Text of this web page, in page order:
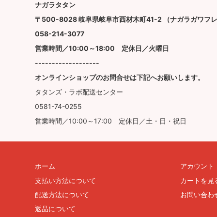
ナガラタタン
〒500-8028 岐阜県岐阜市西材木町41-2 （ナガラガワフ
058-214-3077
営業時間／10:00～18:00 定休日／火曜日
-------------------
オンラインショップのお問合せは下記へお願いします。
タタンズ・ラボ配送センター
0581-74-0255
営業時間／10:00～17:00 定休日／土・日・祝日
ホーム
支払い方法について
配送方法について
返品について
アカウント
カートを見
お問い合わ